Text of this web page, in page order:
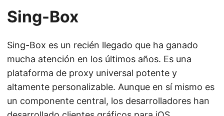
Sing-Box
Sing-Box es un recién llegado que ha ganado
mucha atención en los últimos años. Es una
plataforma de proxy universal potente y
altamente personalizable. Aunque en sí mismo es
un componente central, los desarrolladores han